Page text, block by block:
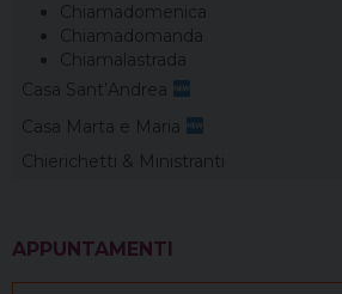
Chiamadomenica
Chiamadomanda
Chiamalastrada
Casa Sant’Andrea
Casa Marta e Maria
Chierichetti & Ministranti
APPUNTAMENTI